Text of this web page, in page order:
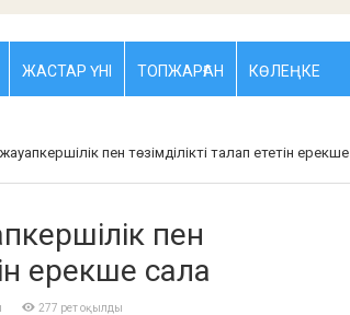
ЖАСТАР ҮНІ ТОПЖАРҒАН КӨЛЕҢКЕ
пен төзімділікті талап ететін ерекше
пен
ерекше сала
277 рет оқылды